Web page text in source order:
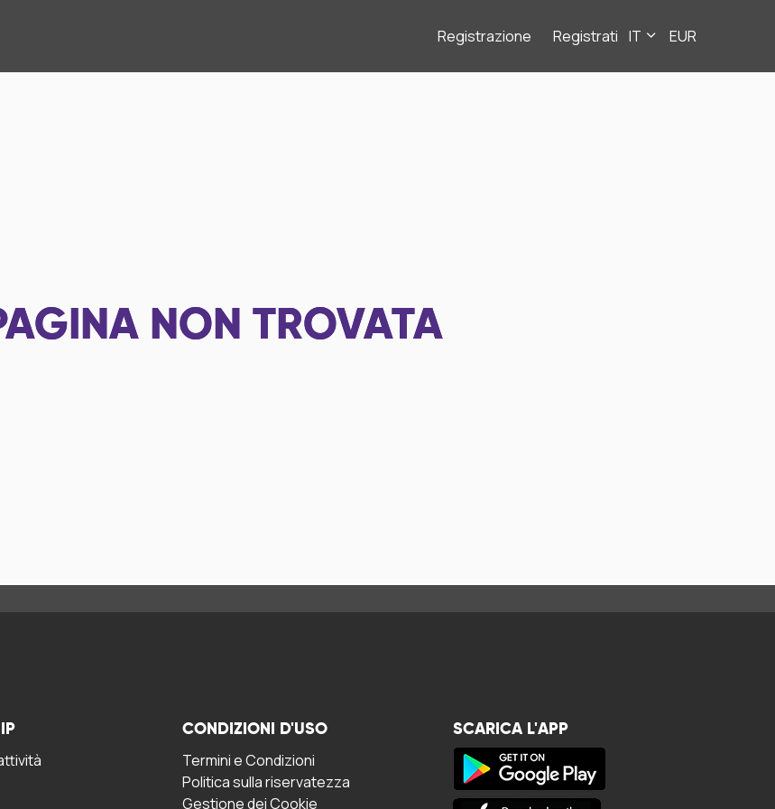
Registrazione Registrati IT EUR
NON TROVATA
CONDIZIONI D'USO
Termini e Condizioni
Politica sulla riservatezza
Gestione dei Cookie
SCARICA L'APP